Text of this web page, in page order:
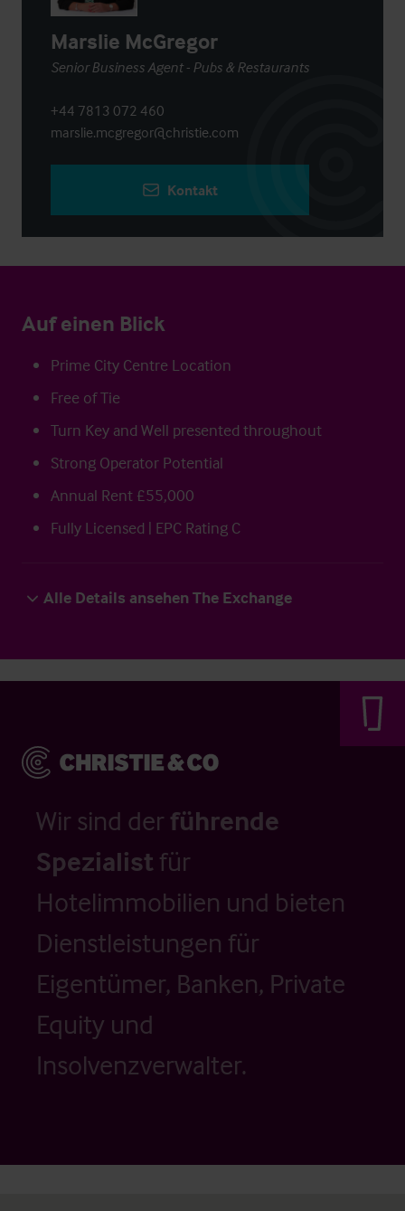
Marslie McGregor
Senior Business Agent - Pubs & Restaurants
+44 7813 072 460
marslie.mcgregor@christie.com
Kontakt
Auf einen Blick
Prime City Centre Location
Free of Tie
Turn Key and Well presented throughout
Strong Operator Potential
Annual Rent £55,000
Fully Licensed | EPC Rating C
Alle Details ansehen The Exchange
Wir sind der führende
Spezialistfür
Hotelimmobilien und bieten
Dienstleistungen für
Eigentümer, Banken, Private
Equity und
Insolvenzverwalter.